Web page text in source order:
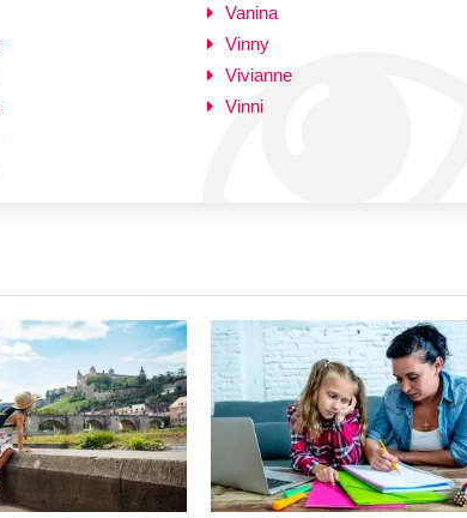
Vanina
Vinny
Vivianne
Vinni